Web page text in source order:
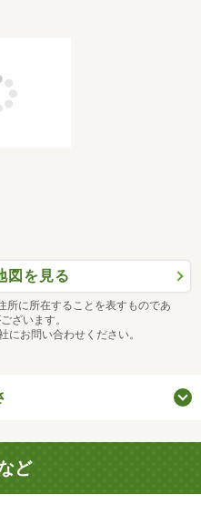
図を見る
所に所在することを表すものであ
ざいます。
お問い合わせください。
ど